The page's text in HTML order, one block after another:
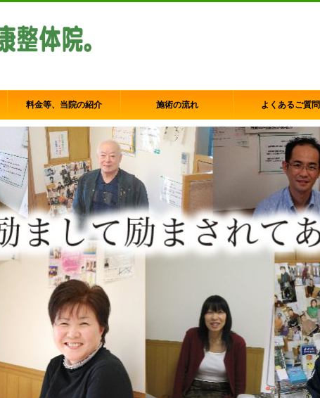
料金等、当院の紹介 施術の流れ よくあるご質問